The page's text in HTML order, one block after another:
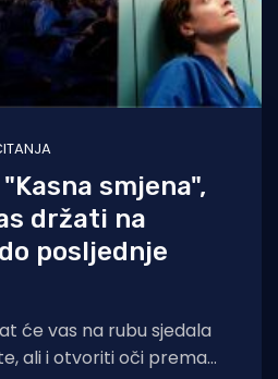
smjena",
držati na
posljednje
će vas na rubu sjedala
ali i otvoriti oči prema